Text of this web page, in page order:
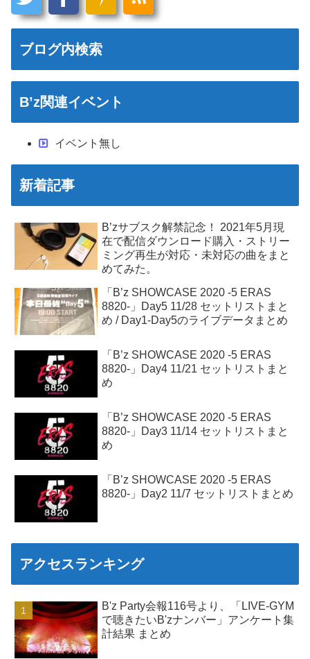
ブログ内検索
B’z関連イベント
イベント無し
新着記事
B’zサブスク解禁記念！ 2021年5月現
在で配信ダウンロード購入・ストリー
ミング再生が対応・未対応の曲をまと
めてみた。
「B’z SHOWCASE 2020 -5 ERAS
8820-」Day5 11/28 セットリストまと
め / Day1-Day5のライブデータまとめ
「B’z SHOWCASE 2020 -5 ERAS
8820-」Day4 11/21 セットリストまと
め
「B’z SHOWCASE 2020 -5 ERAS
8820-」Day3 11/14 セットリストまと
め
「B’z SHOWCASE 2020 -5 ERAS
8820-」Day2 11/7 セットリストまとめ
アクセスランキング
B'z Party会報116号より、「LIVE-GYM
で聴きたいB'zナンバー」アンケート集
計結果 まとめ